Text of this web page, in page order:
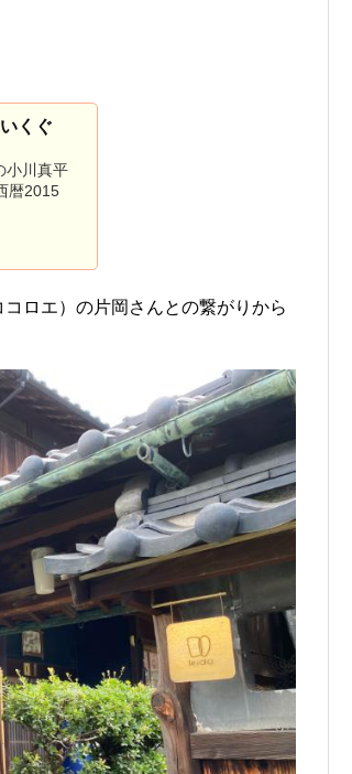
くぐ
小川真平
暦2015
ロエ）の片岡さんとの繋がりから